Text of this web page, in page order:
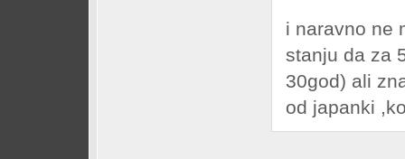
i naravno ne
stanju da za
30god) ali
od japanki